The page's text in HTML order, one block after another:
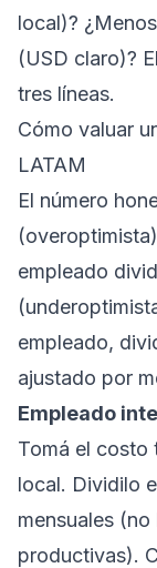
local)?
(USD claro)?
tres líneas.
Cómo valuar
LATAM
El número
empleado
empleado,
ajustado por
Empleado
Tomá el costo
local. Dividilo
mensuales
productivas).